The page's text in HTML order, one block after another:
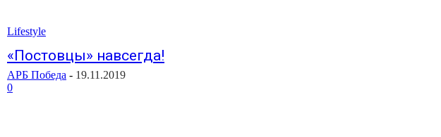
Lifestyle
«Постовцы» навсегда!
АРБ Победа - 19.11.2019
0